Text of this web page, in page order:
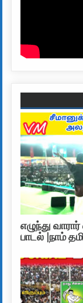
எழுந்து
பாடல் |நாம்